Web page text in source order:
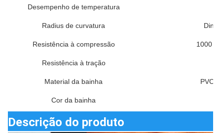
Desempenho de temperatura
Radius de curvatura
Resistência à compressão 1000 a
Resistência à tração
Material da bainha PVC,
Cor da bainha
Descrição do produto